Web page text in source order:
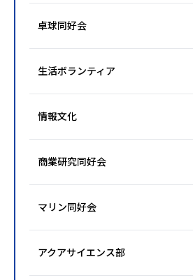
卓球同好会
生活ボランティア
情報文化
商業研究同好会
マリン同好会
アクアサイエンス部